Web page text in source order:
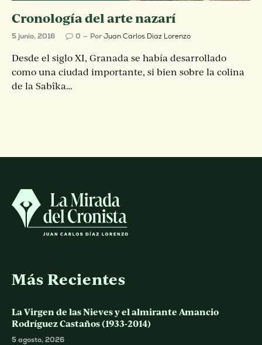
Cronología del arte nazarí
5 junio, 2016 0 PorJuan Carlos Diaz Lorenzo
Desde el siglo XI, Granada se había desarrollado
como una ciudad importante, si bien sobre la colina
de la Sabîka…
Más Recientes
La Virgen de las Nieves y el almirante Amancio
Rodríguez Castaños (1933-2014)
5 agosto, 2026